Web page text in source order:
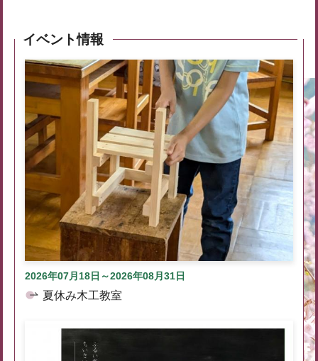
イベント情報
2026年07月18日～2026年08月31日
夏休み木工教室